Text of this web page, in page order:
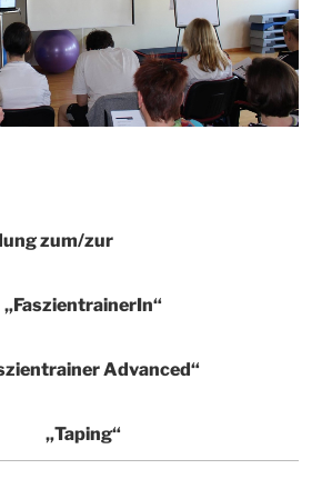
zum/zur
„FaszientrainerIn“
Advanced“
„Taping“